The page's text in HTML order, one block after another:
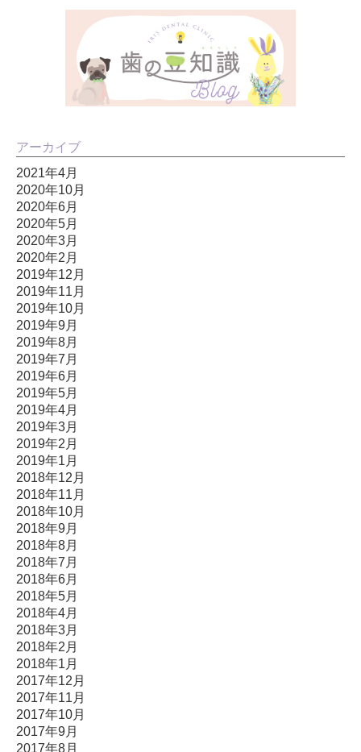
アーカイブ
2021年4月
2020年10月
2020年6月
2020年5月
2020年3月
2020年2月
2019年12月
2019年11月
2019年10月
2019年9月
2019年8月
2019年7月
2019年6月
2019年5月
2019年4月
2019年3月
2019年2月
2019年1月
2018年12月
2018年11月
2018年10月
2018年9月
2018年8月
2018年7月
2018年6月
2018年5月
2018年4月
2018年3月
2018年2月
2018年1月
2017年12月
2017年11月
2017年10月
2017年9月
2017年8月